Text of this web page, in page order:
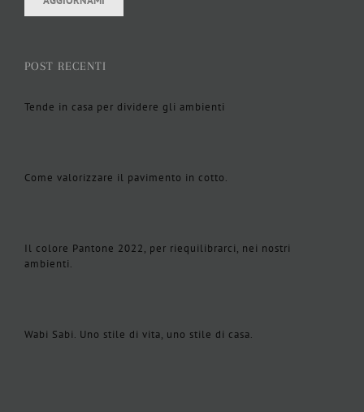
POST RECENTI
Tende in casa per dividere gli ambienti
Come valorizzare il pavimento in cotto.
Il colore Pantone 2022, per riequilibrarci, nei nostri
ambienti.
Wabi Sabi. Uno stile di vita, uno stile di casa.